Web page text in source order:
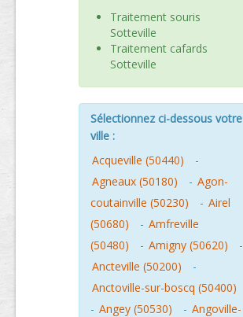
Traitement souris
Sotteville
Traitement cafards
Sotteville
Sélectionnez ci-dessous votre
ville :
Acqueville (50440)
-
Agneaux (50180)
- Agon-
coutainville (50230)
- Airel
(50680)
- Amfreville
(50480)
- Amigny (50620)
-
Ancteville (50200)
-
Anctoville-sur-boscq (50400)
- Angey (50530) - Angoville-